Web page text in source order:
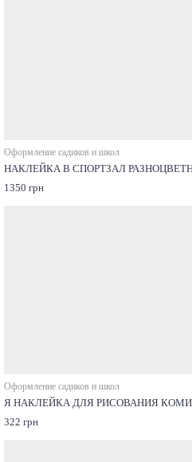
Оформление садиков и школ
НАКЛЕЙКА В СПОРТЗАЛ
1350 грн
Оформление садиков и школ
Я НАКЛЕЙКА ДЛЯ РИСОВАНИЯ
322 грн